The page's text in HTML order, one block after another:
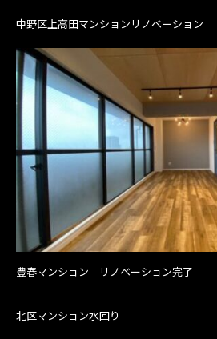
中野区上高田マンションリノベーション
豊春マンション リノベーション完了
北区マンション水回り